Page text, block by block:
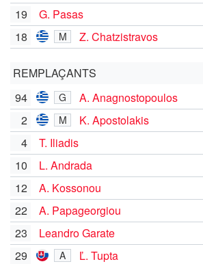
19 G. Pasas
18 M Z. Chatzistravos
REMPLAÇANTS
94
G
A. Anagnostopoulos
2
M
K. Apostolakis
4
T. Iliadis
10
L. Andrada
12 A. Kossonou
22 A. Papageorgiou
23 Leandro Garate
29 A Ľ. Tupta